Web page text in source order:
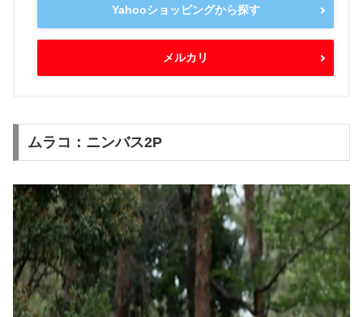
Yahooショッピングから探す
メルカリ
ムラコ：ニンバス2P